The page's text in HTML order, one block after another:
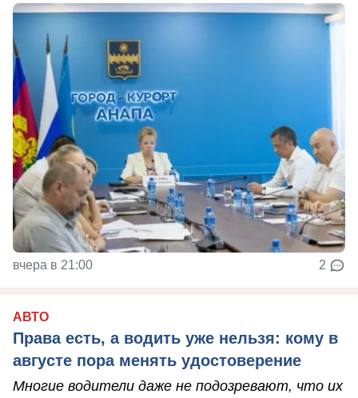
вчера в 21:00 2
АВТО
Права есть, а водить уже нельзя: кому в
августе пора менять удостоверение
Многие водители даже не подозревают, что их